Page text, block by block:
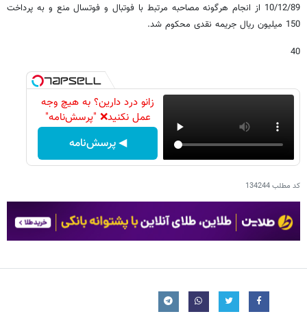
10/12/89 از انجام هرگونه مصاحبه مرتبط با فوتبال و فوتسال منع و به پرداخت
150 میلیون ریال جریمه نقدی محکوم شد.
40
زانو درد دارین؟ به هیچ وجه
عمل نکنید❌ "پرسش‌نامه"
◀ پرسش‌نامه
کد مطلب134244